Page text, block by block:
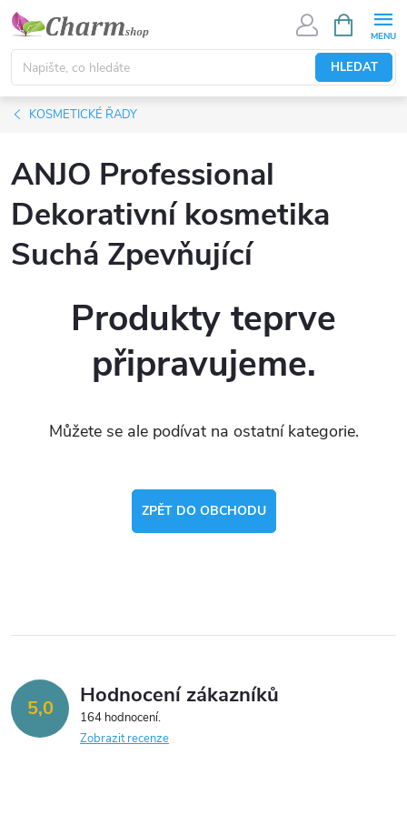
Přejít
obsah
HLEDAT
NÁKUPNÍ
KOŠÍK
KOSMETICKÉ ŘADY
ANJO Professional
Dekorativní kosmetika
Suchá Zpevňující
Produkty teprve
připravujeme.
Můžete se ale podívat na ostatní kategorie.
ZPĚT DO OBCHODU
5,0 Hodnocení zákazníků
164 hodnocení
Zobrazit recenze